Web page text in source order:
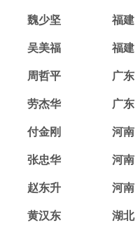
魏少坚 福建
吴美福 福建
周哲平 广东
劳杰华 广东
付金刚 河南
张忠华 河南
赵东升 河南
黄汉东 湖北